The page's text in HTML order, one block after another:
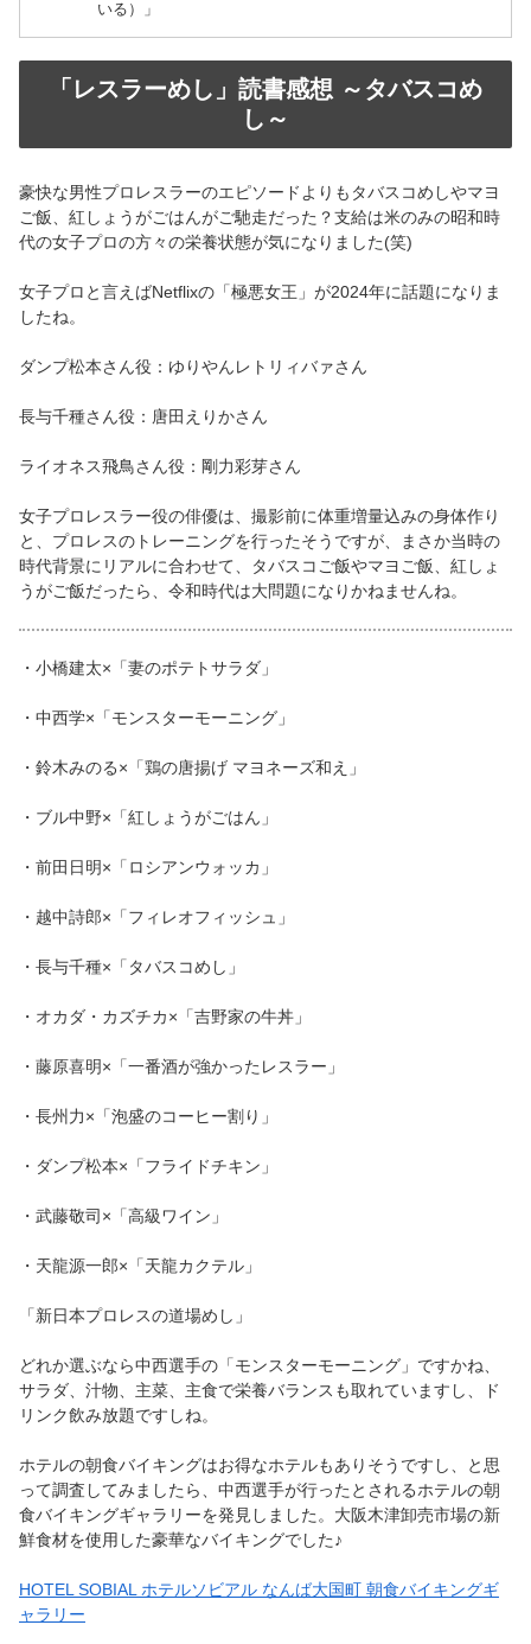
いる）」
「レスラーめし」読書感想 ～タバスコめ
し～
豪快な男性プロレスラーのエピソードよりもタバスコめしやマヨ
ご飯、紅しょうがごはんがご馳走だった？支給は米のみの昭和時
代の女子プロの方々の栄養状態が気になりました(笑)
女子プロと言えばNetflixの「極悪女王」が2024年に話題になりま
したね。
ダンプ松本さん役：ゆりやんレトリィバァさん
長与千種さん役：唐田えりかさん
ライオネス飛鳥さん役：剛力彩芽さん
女子プロレスラー役の俳優は、撮影前に体重増量込みの身体作り
と、プロレスのトレーニングを行ったそうですが、まさか当時の
時代背景にリアルに合わせて、タバスコご飯やマヨご飯、紅しょ
うがご飯だったら、令和時代は大問題になりかねませんね。
・小橋建太×「妻のポテトサラダ」
・中西学×「モンスターモーニング」
・鈴木みのる×「鶏の唐揚げ マヨネーズ和え」
・ブル中野×「紅しょうがごはん」
・前田日明×「ロシアンウォッカ」
・越中詩郎×「フィレオフィッシュ」
・長与千種×「タバスコめし」
・オカダ・カズチカ×「吉野家の牛丼」
・藤原喜明×「一番酒が強かったレスラー」
・長州力×「泡盛のコーヒー割り」
・ダンプ松本×「フライドチキン」
・武藤敬司×「高級ワイン」
・天龍源一郎×「天龍カクテル」
「新日本プロレスの道場めし」
どれか選ぶなら中西選手の「モンスターモーニング」ですかね、
サラダ、汁物、主菜、主食で栄養バランスも取れていますし、ド
リンク飲み放題ですしね。
ホテルの朝食バイキングはお得なホテルもありそうですし、と思
って調査してみましたら、中西選手が行ったとされるホテルの朝
食バイキングギャラリーを発見しました。大阪木津卸売市場の新
鮮食材を使用した豪華なバイキングでした♪
HOTEL SOBIAL ホテルソビアル なんば大国町 朝食バイキングギ
ャラリー